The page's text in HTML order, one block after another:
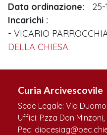
Data ordinazione:
25-
Incarichi
VICARIO
DELLA CHIESA
Curia Arcivescovile
Sede Legale: Via
Uffici: P.zza Don
Pec: